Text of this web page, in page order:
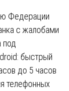
Федерации
с жалобами
под
быстрый
до 5 часов
телефонных